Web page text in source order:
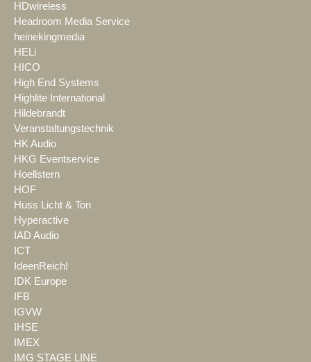
HDwireless
Headroom Media Service
heinekingmedia
HELi
HICO
High End Systems
Highlite International
Hildebrandt
Veranstaltungstechnik
HK Audio
HKG Eventservice
Hoellstern
HOF
Huss Licht & Ton
Hyperactive
IAD Audio
ICT
IdeenReich!
IDK Europe
IFB
IGVW
IHSE
IMEX
IMG STAGE LINE